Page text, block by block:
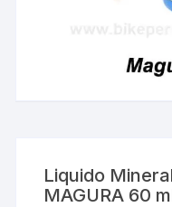
Liquido
MAGURA 60